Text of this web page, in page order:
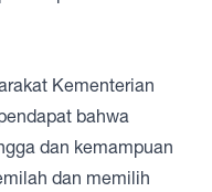
Kementerian
bahwa
dan kemampuan
dan memilih